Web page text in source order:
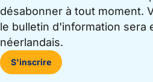
désabonner à tout moment.
le bulletin d'information sera
néerlandais.
S'inscrire